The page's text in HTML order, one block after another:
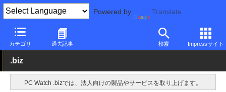
Powered by Translate
カテゴリ 過去記事 検索 Impressサイト
PC Watch パソコン/タブレット/スマートフォン デスクトップパ
.biz
PC Watch .bizでは、法人向けの製品やサービスを取り上げます。